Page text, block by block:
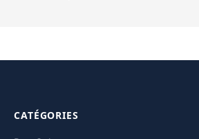
CATÉGORIES